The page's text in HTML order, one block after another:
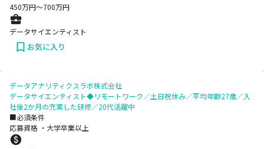
450万円〜700万円
データサイエンティスト
お気に入り
データアナリティクスラボ株式会社
データサイエンティスト◆リモートワーク／土日祝休み／平均年齢27歳／入
社後2か月の充実した研修／20代活躍中
■必須条件
応募資格 ・大学卒業以上